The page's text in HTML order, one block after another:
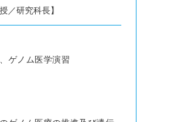
授／研究科長】
ゲノム医学演習